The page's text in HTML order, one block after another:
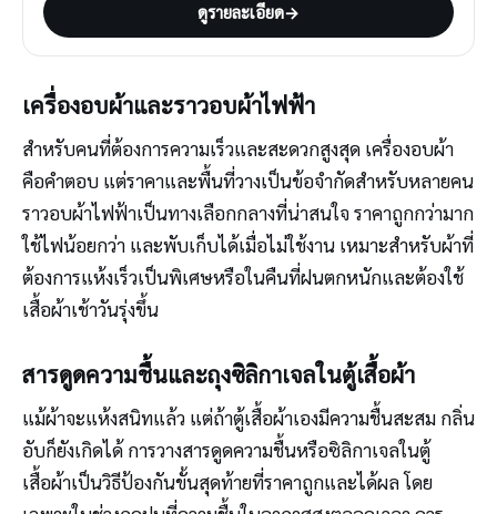
ดูรายละเอียด→
เครื่องอบผ้าและราวอบผ้าไฟฟ้า
สำหรับคนที่ต้องการความเร็วและสะดวกสูงสุด เครื่องอบผ้า
คือคำตอบ แต่ราคาและพื้นที่วางเป็นข้อจำกัดสำหรับหลายคน
ราวอบผ้าไฟฟ้าเป็นทางเลือกกลางที่น่าสนใจ ราคาถูกกว่ามาก
ใช้ไฟน้อยกว่า และพับเก็บได้เมื่อไม่ใช้งาน เหมาะสำหรับผ้าที่
ต้องการแห้งเร็วเป็นพิเศษหรือในคืนที่ฝนตกหนักและต้องใช้
เสื้อผ้าเช้าวันรุ่งขึ้น
สารดูดความชื้นและถุงซิลิกาเจลในตู้เสื้อผ้า
แม้ผ้าจะแห้งสนิทแล้ว แต่ถ้าตู้เสื้อผ้าเองมีความชื้นสะสม กลิ่น
อับก็ยังเกิดได้ การวางสารดูดความชื้นหรือซิลิกาเจลในตู้
เสื้อผ้าเป็นวิธีป้องกันขั้นสุดท้ายที่ราคาถูกและได้ผล โดย